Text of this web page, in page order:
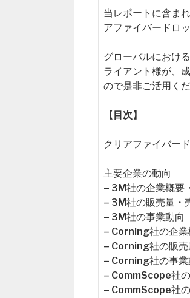
当レポートに含ま
アファイバードロ
グローバルにおけ
ライアント様が、
ので是非ご活用くだ
【目次】
クリアファイバー
主要企業の動向
– 3M社の企業概要
– 3M社の販売量・
– 3M社の事業動向
– Corning社の企
– Corning社の販売
– Corning社の事業
– CommScope社
– CommScope社